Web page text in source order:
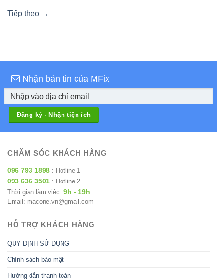
Tiếp theo →
Nhận bản tin của MFix
CHĂM SÓC KHÁCH HÀNG
096 793 1898 : Hotline 1
093 636 3501 : Hotline 2
Thời gian làm việc: 9h - 19h
Email: macone.vn@gmail.com
HỖ TRỢ KHÁCH HÀNG
QUY ĐỊNH SỬ DỤNG
Chính sách bảo mật
Hướng dẫn thanh toán